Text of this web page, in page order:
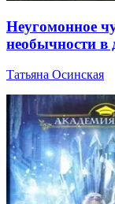
Неугомонное
необычности в
Татьяна Осинская